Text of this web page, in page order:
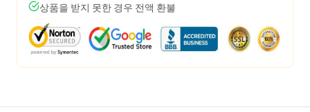
상품을 받지 못한 경우 전액 환불